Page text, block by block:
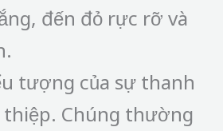
đến đỏ rực rỡ và
tượng của sự thanh
thiệp. Chúng thường